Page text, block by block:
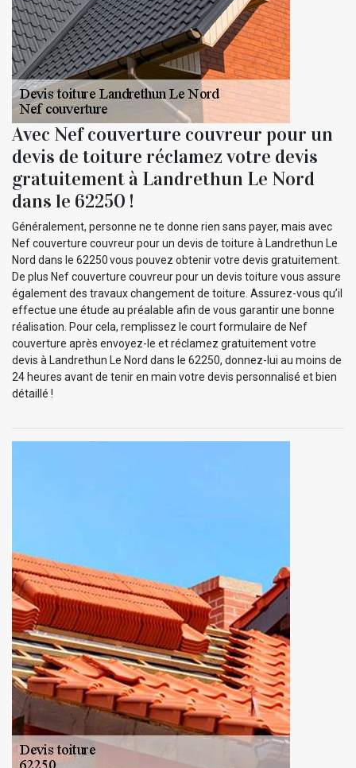
Avec Nef couverture couvreur pour un
devis de toiture réclamez votre devis
gratuitement à Landrethun Le Nord
dans le 62250 !
Généralement, personne ne te donne rien sans payer, mais avec
Nef couverture couvreur pour un devis de toiture à Landrethun Le
Nord dans le 62250 vous pouvez obtenir votre devis gratuitement.
De plus Nef couverture couvreur pour un devis toiture vous assure
également des travaux changement de toiture. Assurez-vous qu’il
effectue une étude au préalable afin de vous garantir une bonne
réalisation. Pour cela, remplissez le court formulaire de Nef
couverture après envoyez-le et réclamez gratuitement votre
devis à Landrethun Le Nord dans le 62250, donnez-lui au moins de
24 heures avant de tenir en main votre devis personnalisé et bien
détaillé !